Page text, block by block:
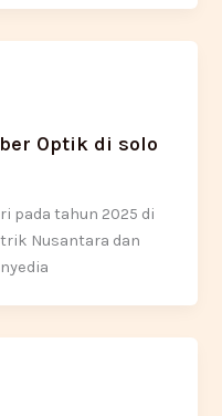
Optik di solo
pada tahun 2025 di
Nusantara dan